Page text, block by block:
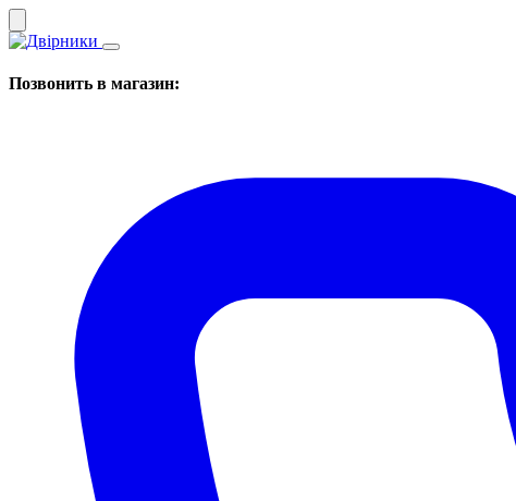
Позвонить в магазин: